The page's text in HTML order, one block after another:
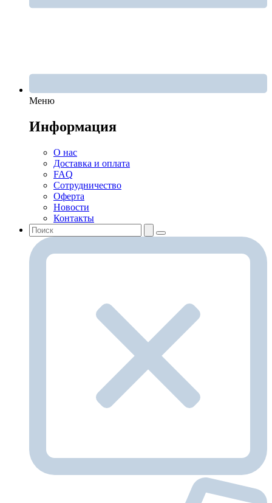
Меню
Информация
О нас
Доставка и оплата
FAQ
Сотрудничество
Оферта
Новости
Контакты